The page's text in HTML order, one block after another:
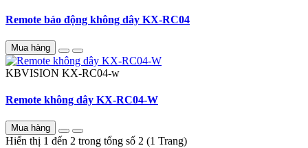
Remote báo động không dây KX-RC04
Mua hàng
KBVISION KX-RC04-w
Remote không dây KX-RC04-W
Mua hàng
Hiển thị 1 đến 2 trong tổng số 2 (1 Trang)